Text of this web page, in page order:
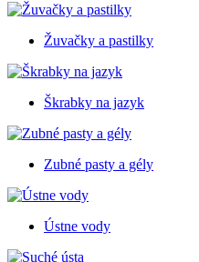
Žuvačky a pastilky
Škrabky na jazyk
Zubné pasty a gély
Ústne vody